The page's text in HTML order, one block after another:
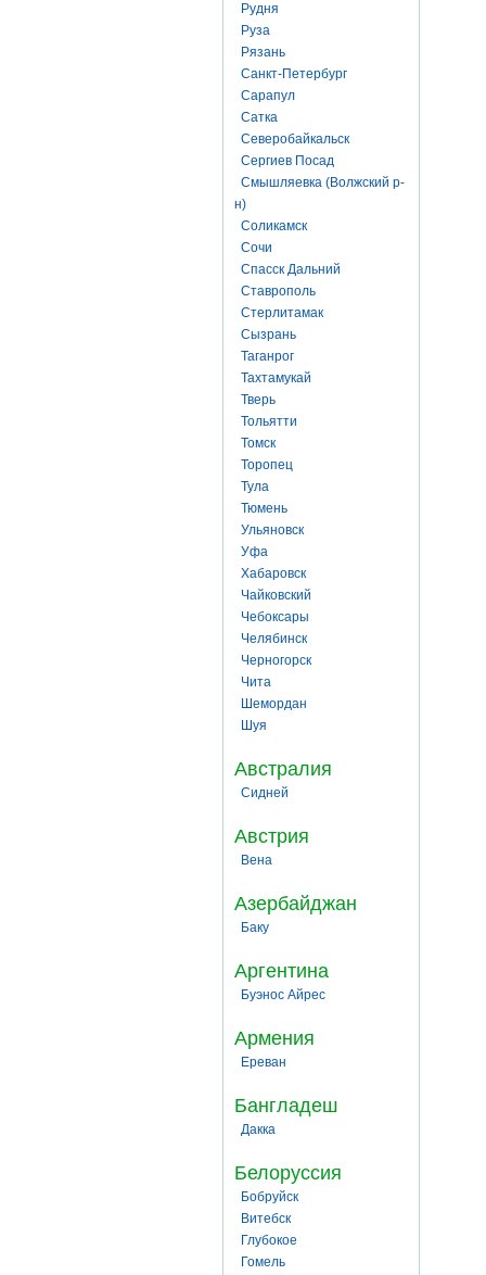
Рудня
Руза
Рязань
Санкт-Петербург
Сарапул
Сатка
Северобайкальск
Сергиев Посад
Смышляевка (Волжский р-
н)
Соликамск
Сочи
Спасск Дальний
Ставрополь
Стерлитамак
Сызрань
Таганрог
Тахтамукай
Тверь
Тольятти
Томск
Торопец
Тула
Тюмень
Ульяновск
Уфа
Хабаровск
Чайковский
Чебоксары
Челябинск
Черногорск
Чита
Шемордан
Шуя
Австралия
Сидней
Австрия
Вена
Азербайджан
Баку
Аргентина
Буэнос Айрес
Армения
Ереван
Бангладеш
Дакка
Белоруссия
Бобруйск
Витебск
Глубокое
Гомель